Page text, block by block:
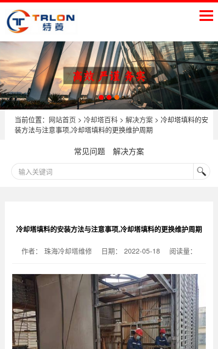
当前位置： 网站首页 > 冷却塔百科 > 解决方案 > 冷却塔填料的安
装方法与注意事项,冷却塔填料的更换维护周期
常见问题 解决方案
冷却塔填料的安装方法与注意事项,冷却塔填料的更换维护周期
作者： 珠海冷却塔维修 日期： 2022-05-18 阅读量：